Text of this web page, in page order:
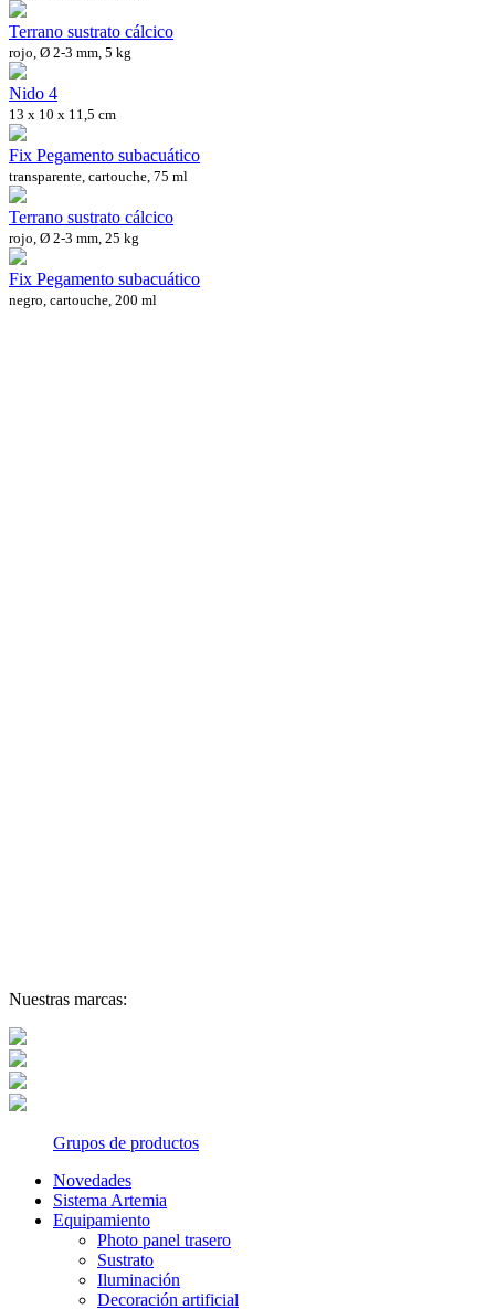
Terrano sustrato cálcico
rojo, Ø 2-3 mm, 5 kg
Nido 4
13 x 10 x 11,5 cm
Fix Pegamento subacuático
transparente, cartouche, 75 ml
Terrano sustrato cálcico
rojo, Ø 2-3 mm, 25 kg
Fix Pegamento subacuático
negro, cartouche, 200 ml
Nuestras marcas:
Grupos de productos
Novedades
Sistema Artemia
Equipamiento
Photo panel trasero
Sustrato
Iluminación
Decoración artificial